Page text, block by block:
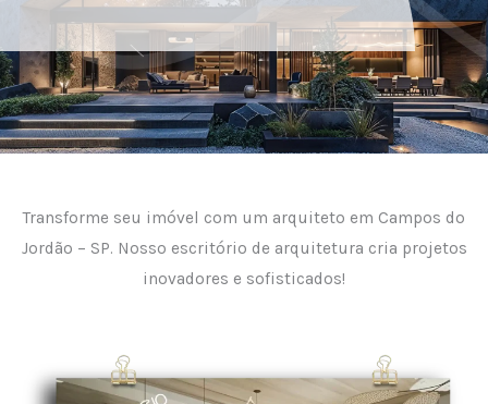
Transforme seu imóvel com um arquiteto em Campos do
Jordão – SP. Nosso escritório de arquitetura cria projetos
inovadores e sofisticados!